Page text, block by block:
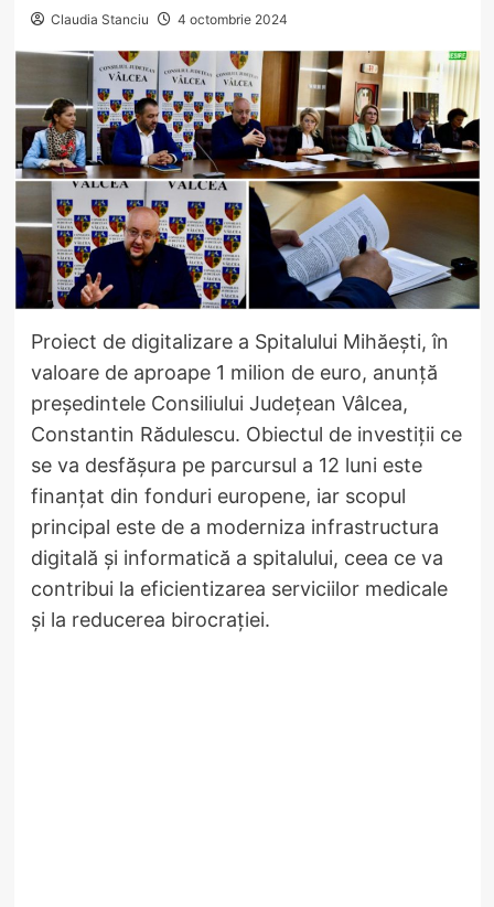
Claudia Stanciu 4 octombrie 2024
Proiect de digitalizare a Spitalului Mihăești, în
valoare de aproape 1 milion de euro, anunță
președintele Consiliului Județean Vâlcea,
Constantin Rădulescu. Obiectul de investiții ce
se va desfășura pe parcursul a 12 luni este
finanțat din fonduri europene, iar scopul
principal este de a moderniza infrastructura
digitală și informatică a spitalului, ceea ce va
contribui la eficientizarea serviciilor medicale
și la reducerea birocrației.